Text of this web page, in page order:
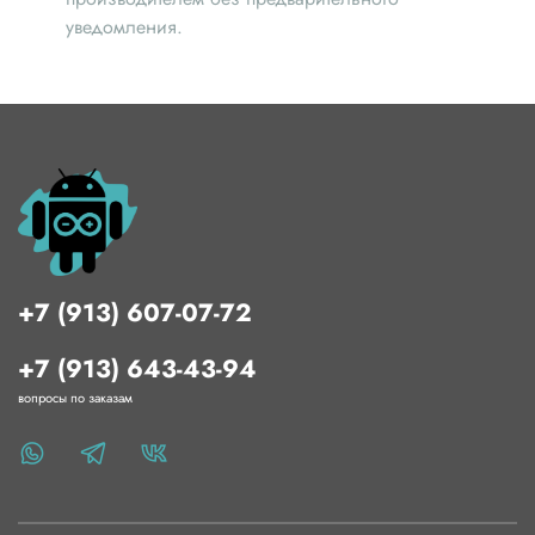
уведомления.
+7 (913) 607-07-72
+7 (913) 643-43-94
вопросы по заказам